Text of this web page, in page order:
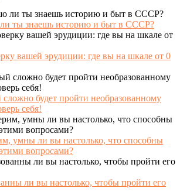
ты знаешь историю и быт в СССР?
вашей эрудиции: где вы на шкале от 0
сложно будет пройти необразованному
себя!
умны ли вы настолько, что способны
вопросами?
ли вы настолько, чтобы пройти его